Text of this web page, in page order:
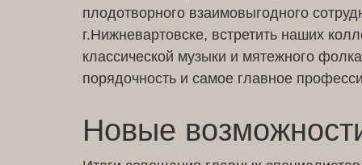
плодотворного взаимовыгодного
г.Нижневартовске, встретить наших
классической музыки и мятежного
порядочность и самое главное
Новые